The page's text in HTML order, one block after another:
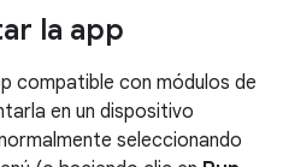
la app
compatible con módulos de
en un dispositivo
seleccionando